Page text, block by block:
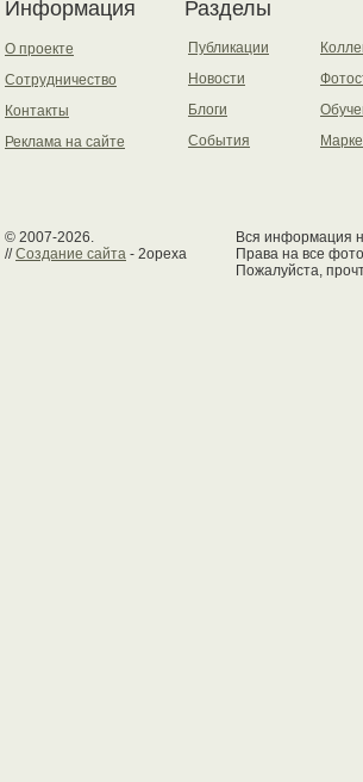
Информация
О проекте
Сотрудничество
Контакты
Реклама на сайте
Разделы
Публикации
Новости
Блоги
События
© 2007-2026.
//Создание сайта - 2opexa
Вся информация
Права на все
Пожалуйста,